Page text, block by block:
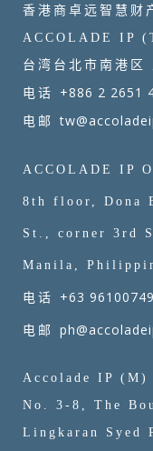
香港商卓远智慧财
ACCOLADE IP
台湾台北市南港区
电话 +886 2 2651
电邮
ACCOLADE IP
8th floor, Dona
St., corner 3rd
Manila,
电话 +63
电邮
Accolade IP (M)
No. 3-8, The
Lingkaran Syed